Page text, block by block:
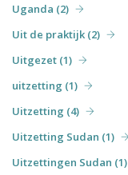
Uganda (2)
Uit de praktijk (2)
Uitgezet (1)
uitzetting (1)
Uitzetting (4)
Uitzetting Sudan (1)
Uitzettingen Sudan (1)